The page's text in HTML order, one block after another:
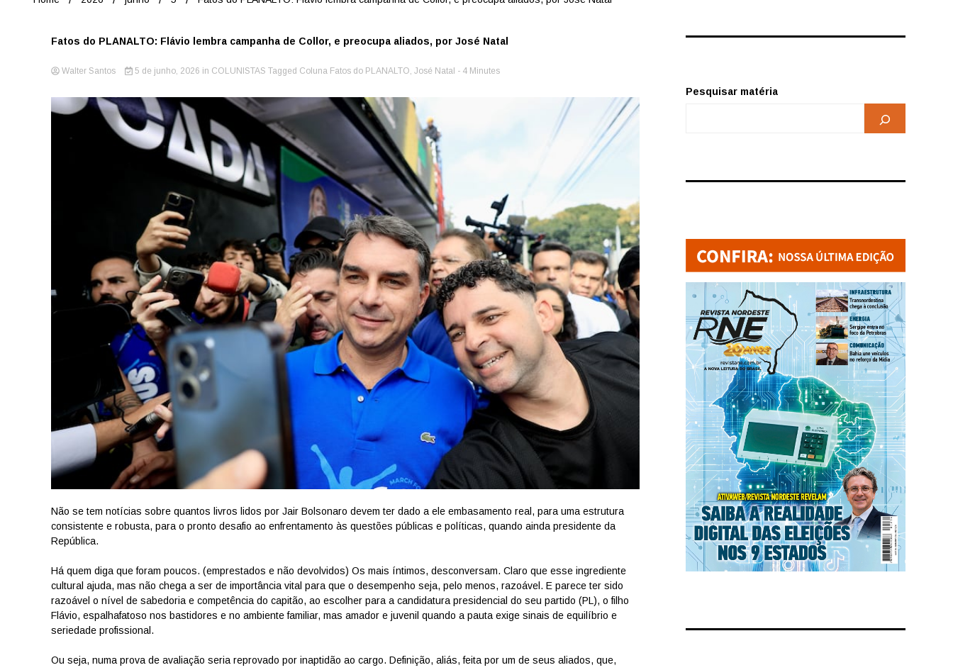
Fatos do PLANALTO: Flávio lembra campanha de Collor, e preocupa aliados, por José Natal
Walter Santos 5 de junho, 2026 in COLUNISTAS Tagged Coluna Fatos do PLANALTO, José Natal - 4 Minutes
Não se tem notícias sobre quantos livros lidos por Jair Bolsonaro devem ter dado a ele embasamento real, para uma estrutura
consistente e robusta, para o pronto desafio ao enfrentamento às questões públicas e políticas, quando ainda presidente da
República.
Há quem diga que foram poucos. (emprestados e não devolvidos) Os mais íntimos, desconversam. Claro que esse ingrediente
cultural ajuda, mas não chega a ser de importância vital para que o desempenho seja, pelo menos, razoável. E parece ter sido
razoável o nível de sabedoria e competência do capitão, ao escolher para a candidatura presidencial do seu partido (PL), o filho
Flávio, espalhafatoso nos bastidores e no ambiente familiar, mas amador e juvenil quando a pauta exige sinais de equilíbrio e
seriedade profissional.
Ou seja, numa prova de avaliação seria reprovado por inaptidão ao cargo. Definição, aliás, feita por um de seus aliados, que,
Pesquisar matéria